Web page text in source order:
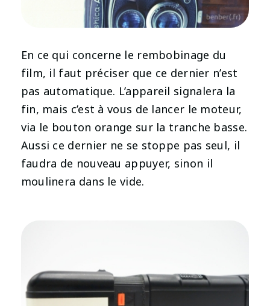
En ce qui concerne le rembobinage du
film, il faut préciser que ce dernier n’est
pas automatique. L’appareil signalera la
fin, mais c’est à vous de lancer le moteur,
via le bouton orange sur la tranche basse.
Aussi ce dernier ne se stoppe pas seul, il
faudra de nouveau appuyer, sinon il
moulinera dans le vide.